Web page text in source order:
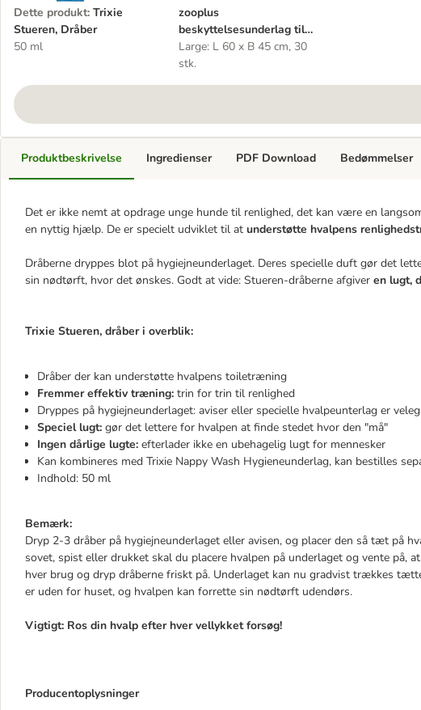
Dette produkt: Trixie
Stueren, Dråber
50 ml
zooplus
beskyttelsesunderlag til
hundehvalpe
Large: L 60 x B 45 cm, 30
stk.
Produktbeskrivelse
Det er ikke nemt at opdrage unge hunde til renlighed, det kan være en
en nyttig hjælp. De er specielt udviklet til at understøtte hvalpens
Dråberne dryppes blot på hygiejneunderlaget. Deres specielle duft gør det
sin nødtørft, hvor det ønskes. Godt at vide: Stueren-dråberne afgiver en lugt,
Trixie Stueren, dråber i overblik:
Dråber der kan understøtte hvalpens toiletræning
Fremmer effektiv træning: trin for trin til renlighed
Dryppes på hygiejneunderlaget: aviser eller specielle hvalpeunterlag er
Speciel lugt: gør det lettere for hvalpen at finde stedet hvor den "må"
Ingen dårlige lugte: efterlader ikke en ubehagelig lugt for mennesker
Kan kombineres med Trixie Nappy Wash Hygieneunderlag, kan bestilles
Indhold: 50 ml
Bemærk:
Dryp 2-3 dråber på hygiejneunderlaget eller avisen, og placer den så tæt på
sovet, spist eller drukket skal du placere hvalpen på underlaget og vente på,
hver brug og dryp dråberne friskt på. Underlaget kan nu gradvist trækkes
er uden for huset, og hvalpen kan forrette sin nødtørft udendørs.
Vigtigt: Ros din hvalp efter hver vellykket forsøg!
Producentoplysninger
Ingredienser PDF Download Bedømmelser